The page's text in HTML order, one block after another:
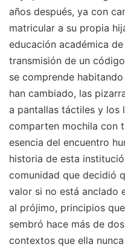
años después, ya con
matricular a su propia
educación académica
transmisión de un
se comprende
han cambiado, las
a pantallas táctiles y los
comparten mochila con
esencia del encuentro
historia de esta
comunidad que decidió
valor si no está anclado
al prójimo, principios
sembró hace más de
contextos que ella